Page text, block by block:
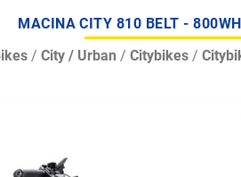
MACINA CITY 810 BELT -
/ City / Urban / Citybikes /